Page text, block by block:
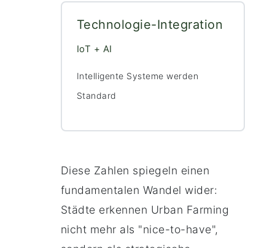
Technologie-Integration
IoT + AI
Intelligente Systeme werden
Standard
Diese Zahlen spiegeln einen
fundamentalen Wandel wider:
Städte erkennen Urban Farming
nicht mehr als "nice-to-have",